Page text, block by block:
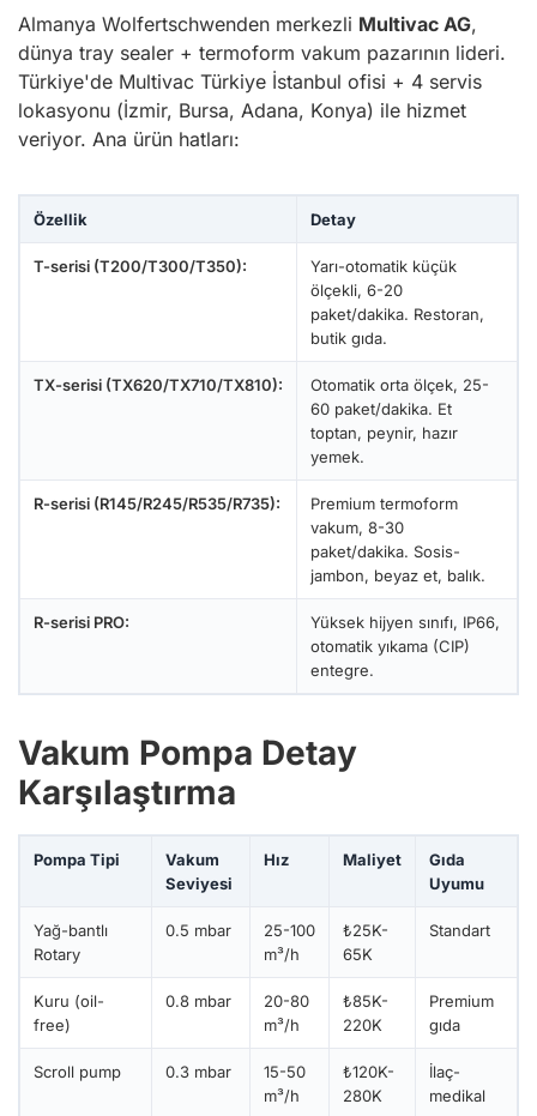
Almanya Wolfertschwenden merkezli Multivac AG,
dünya tray sealer + termoform vakum pazarının lideri.
Türkiye'de Multivac Türkiye İstanbul ofisi + 4 servis
lokasyonu (İzmir, Bursa, Adana, Konya) ile hizmet
veriyor. Ana ürün hatları:
Özellik Detay
T-serisi (T200/T300/T350):
Yarı-otomatik küçük
ölçekli, 6-20
paket/dakika. Restoran,
butik gıda.
TX-serisi (TX620/TX710/TX810):
Otomatik orta ölçek, 25-
60 paket/dakika. Et
toptan, peynir, hazır
yemek.
R-serisi (R145/R245/R535/R735):
Premium termoform
vakum, 8-30
paket/dakika. Sosis-
jambon, beyaz et, balık.
R-serisi PRO:
Yüksek hijyen sınıfı, IP66,
otomatik yıkama (CIP)
entegre.
Vakum Pompa Detay
Karşılaştırma
Pompa Tipi
Vakum
Seviyesi
Hız Maliyet
Gıda
Uyumu
Yağ-bantlı
Rotary
0.5 mbar
25-100
m³/h
₺25K-
65K
Standart
Kuru (oil-
free)
0.8 mbar
20-80
m³/h
₺85K-
220K
Premium
gıda
Scroll pump 0.3 mbar
15-50
m³/h
₺120K-
280K
İlaç-
medikal